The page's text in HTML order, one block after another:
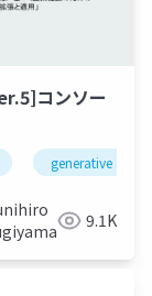
learning deep
コンソー
generative ai
9.1K